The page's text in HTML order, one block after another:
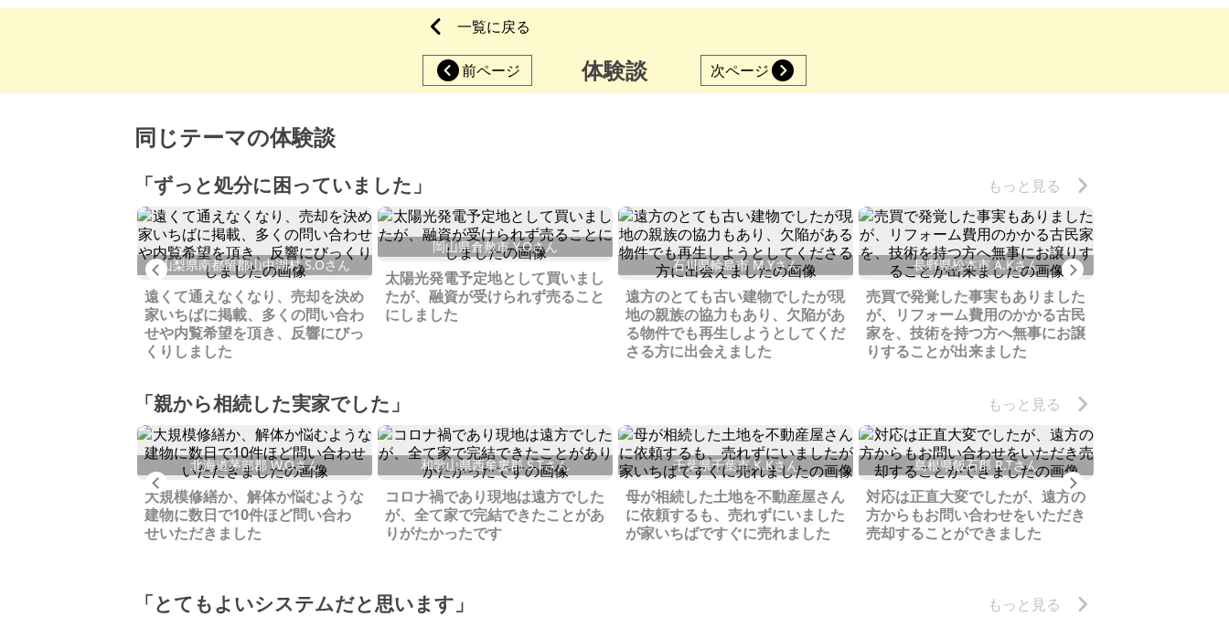
一覧に戻る
前ページ 体験談 次ページ
同じテーマの体験談
「ずっと処分に困っていました」 もっと見る
Previous
山梨県南都留郡山中湖村 S.Oさん
遠くて通えなくなり、売却を決め
家いちばに掲載、多くの問い合わ
せや内覧希望を頂き、反響にびっ
くりしました
岡山県倉敷市 Y.Oさん
太陽光発電予定地として買いまし
たが、融資が受けられず売ること
にしました
石川県輪島市 M.Yさん
遠方のとても古い建物でしたが現
地の親族の協力もあり、欠陥があ
る物件でも再生しようとしてくだ
さる方に出会えました
長野県松本市 A.Kさん
売買で発覚した事実もありました
が、リフォーム費用のかかる古民
家を、技術を持つ方へ無事にお譲
りすることが出来ました
Next
「親から相続した実家でした」 もっと見る
Previous
北海道茅部郡 W.Oさん
大規模修繕か、解体か悩むような
建物に数日で10件ほど問い合わ
せいただきました
和歌山県西牟婁郡 S.Tさん
コロナ禍であり現地は遠方でした
が、全て家で完結できたことがあ
りがたかったです
千葉県千葉市 K.Kさん
母が相続した土地を不動産屋さん
に依頼するも、売れずにいました
が家いちばですぐに売れました
島根県飯石郡 R.Tさん
対応は正直大変でしたが、遠方の
方からもお問い合わせをいただき
売却することができました
「とてもよいシステムだと思います」 もっと見る